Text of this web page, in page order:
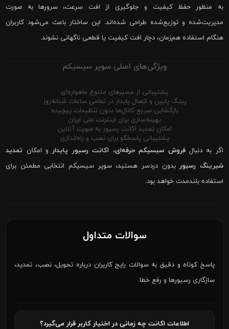
به منظور حفظ کیفیت و جلوگیری از افت سرعت، سرورها به صورت
مدیریت‌شده و توزیع‌شده طراحی شده‌اند. این ساختار باعث می‌شود کاربران
هنگام استفاده هم‌زمان، دچار افت کیفیت یا قطعی ناگهانی نشوند.
ویژگی‌های اصلی سوپر سیسیکم
پشتیبانی از مسیرهای متنوع ماهواره‌ای
پینگ پایین و اتصال پایدار در تمامی ساعات شبانه‌روز
بازگشایی سریع کانال‌ها بدون تنظیمات پیچیده
بهینه‌سازی برای اینترنت ملی ایران
امکان تمدید اکانت رسیور به صورت آنلاین
پشتیبانی پاسخگو برای نصب و راه‌اندازی
اگر به دنبالفروش سیسیکم حرفه‌ای، اکانت رسیور پایدارو امکان تمدید
شیرینگ رسیوربدون دردسر هستید، سوپر سیسیکم انتخابی مطمئن برای
استفاده بلندمدت خواهد بود.
سوالات متداول
پاسخ کوتاه و دقیق به سوالات رایج کاربران درباره تحویل، نصب، تمدید،
سازگاری رسیورها و رفع خطا.
اطلاعات اکانت چه زمانی در اختیار کاربر قرار می‌گیرد؟